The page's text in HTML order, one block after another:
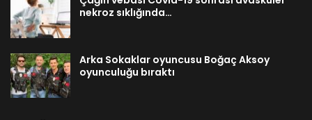
nekroz sıklığında…
Arka Sokaklar oyuncusu Boğaç Aksoy
oyunculuğu bıraktı